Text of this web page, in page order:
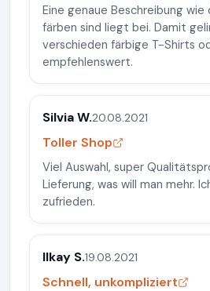
Eine genaue Beschreibung
färben sind liegt bei. Damit
verschieden färbige T-Shirts
empfehlenswert.
Silvia W.20.08.2021
Toller Shop
Viel Auswahl, super
Lieferung, was will man mehr.
zufrieden.
Ilkay S.19.08.2021
Schnell, unkompliziert